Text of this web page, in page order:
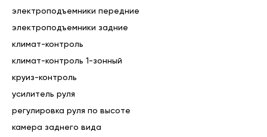
электроподъемники передние
электроподъемники задние
климат-контроль
климат-контроль 1-зонный
круиз-контроль
усилитель руля
регулировка руля по высоте
камера заднего вида